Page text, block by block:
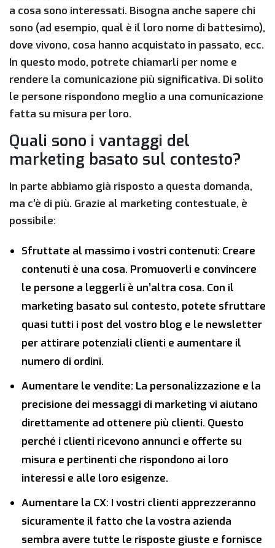
a cosa sono interessati. Bisogna anche sapere chi
sono (ad esempio, qual è il loro nome di battesimo),
dove vivono, cosa hanno acquistato in passato, ecc.
In questo modo, potrete chiamarli per nome e
rendere la comunicazione più significativa. Di solito
le persone rispondono meglio a una comunicazione
fatta su misura per loro.
Quali sono i vantaggi del
marketing basato sul contesto?
In parte abbiamo già risposto a questa domanda,
ma c’è di più. Grazie al marketing contestuale, è
possibile:
Sfruttate al massimo i vostri contenuti: Creare
contenuti è una cosa. Promuoverli e convincere
le persone a leggerli è un’altra cosa. Con il
marketing basato sul contesto, potete sfruttare
quasi tutti i post del vostro blog e le newsletter
per attirare potenziali clienti e aumentare il
numero di ordini.
Aumentare le vendite: La personalizzazione e la
precisione dei messaggi di marketing vi aiutano
direttamente ad ottenere più clienti. Questo
perché i clienti ricevono annunci e offerte su
misura e pertinenti che rispondono ai loro
interessi e alle loro esigenze.
Aumentare la CX: I vostri clienti apprezzeranno
sicuramente il fatto che la vostra azienda
sembra avere tutte le risposte giuste e fornisce